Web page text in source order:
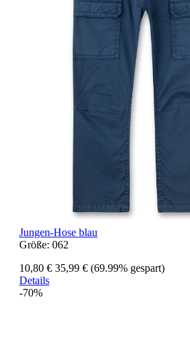
Jungen-Hose blau
Größe: 062
10,80 € 35,99 € (69.99% gespart)
Details
-70%